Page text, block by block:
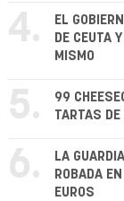
4.
EL
DE CEUTA
MISMO
5.
99
TARTAS
6.
LA
ROBADA
EUROS